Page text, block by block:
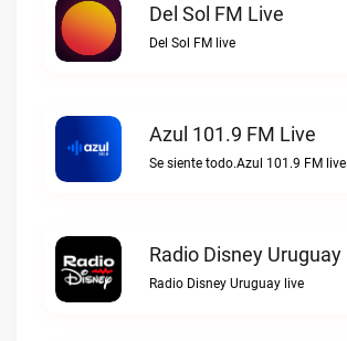
Del Sol FM Live
Del Sol FM live
Azul 101.9 FM Live
Se siente todo.Azul 101.9 FM live
Radio Disney Uruguay
Radio Disney Uruguay live